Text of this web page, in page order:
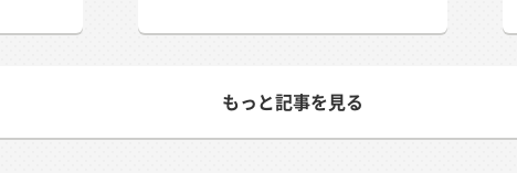
もっと記事を見る